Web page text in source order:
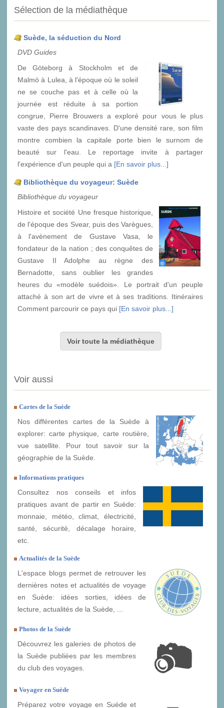
Sélection de la médiathèque
Suède, la séduction du Nord
DVD Guides
De Göteborg à Stockholm et de
Malmö à Lulea, à l'époque où le soleil
ne se couche pas et à celle où la
journée est réduite à sa portion
congrue, Pierre Brouwers a exploré pour vous le plus
vaste des pays scandinaves. D'une densité rare, son film
montre combien la capitale porte bien le surnom de
beauté sur l'eau. Le reportage invite à partager
l'expérience d'un peuple qui a [En savoir plus...]
Bibliothèque du voyageur: Suède
Bibliothèque du voyageur
Histoire et société Une fresque historique,
de l'époque des Svear, puis des Varègues,
à l'avènement de Gustave Vasa, le
fondateur de la nation ; des conquêtes de
Gustave II Adolphe au règne des
Bernadotte, sans oublier les grandes
heures du «modèle suédois». Le portrait d'un peuple
attaché à son art de vivre et à ses traditions. Itinéraires
Comment parcourir ce pays qui [En savoir plus...]
Voir toute la médiathèque
Voir aussi
Cartes de la Suède
Nos différentes cartes de la Suède à
explorer: carte physique, carte routière,
vue satellite. Pour tout savoir sur la
géographie de la Suède.
Informations pratiques
Consultez nos conseils et infos
pratiques avant de partir en Suède:
monnaie, météo, climat, électricité,
santé, sécurité, décalage horaire,
etc.
Actualités de la Suède
L'espace blogs permet de retrouver les
dernières notes et actualités de voyage
en Suède: idées sorties, idées de
lecture, actualités de la Suède, ...
Photos de la Suède
Découvrez les galeries de photos de
la Suède publiées par les membres
du club des voyages.
Voyager en Suède
Préparez votre voyage en Suède et